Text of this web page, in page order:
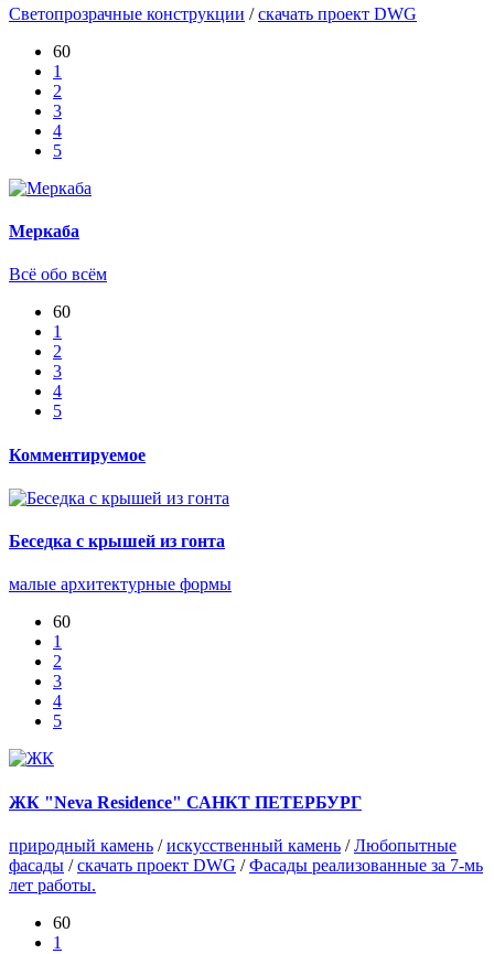
Светопрозрачные конструкции /скачать проект DWG
60
1
2
3
4
5
Меркаба
Всё обо всём
60
1
2
3
4
5
Комментируемое
Беседка с крышей из гонта
малые архитектурные формы
60
1
2
3
4
5
ЖК "Neva Residence" САНКТ ПЕТЕРБУРГ
природный камень /искусственный камень /Любопытные
фасады /скачать проект DWG /Фасады реализованные за 7-мь
лет работы.
60
1